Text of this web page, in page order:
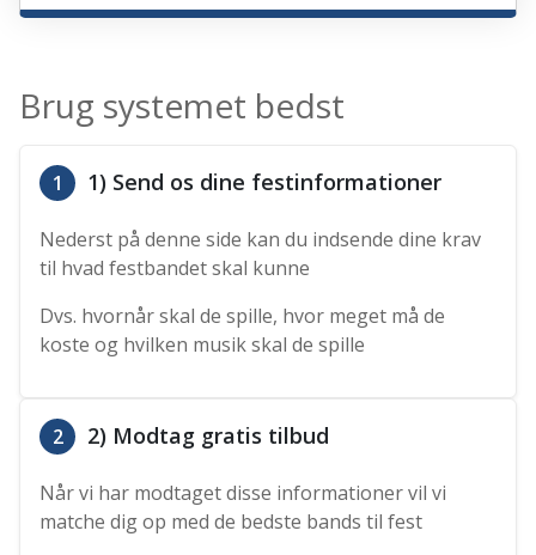
Brug systemet bedst
1 1) Send os dine festinformationer
Nederst på denne side kan du indsende dine krav
til hvad festbandet skal kunne
Dvs. hvornår skal de spille, hvor meget må de
koste og hvilken musik skal de spille
2 2) Modtag gratis tilbud
Når vi har modtaget disse informationer vil vi
matche dig op med de bedste bands til fest